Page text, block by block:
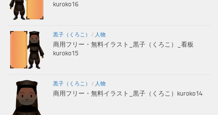
kuroko16
黒子（くろこ） / 人物
商用フリー・無料イラスト_黒子（くろこ）_看板
kuroko15
黒子（くろこ） / 人物
商用フリー・無料イラスト_黒子（くろこ）kuroko14